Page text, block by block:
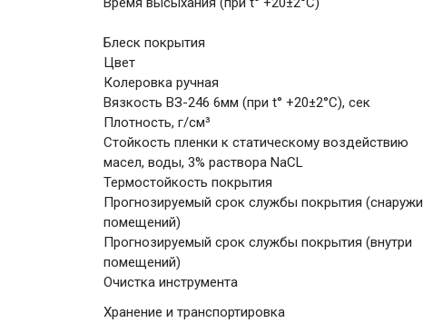
Блеск покрытия
Цвет
Колеровка ручная
Вязкость ВЗ-246 6мм (при t° +20±2°C), сек
Плотность, г/см³
Стойкость пленки к статическому воздействию
масел, воды, 3% раствора NaCL
Термостойкость покрытия
Прогнозируемый срок службы покрытия (снаружи
помещений)
Прогнозируемый срок службы покрытия (внутри
помещений)
Очистка инструмента
Хранение и транспортировка